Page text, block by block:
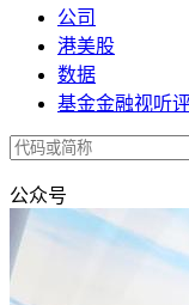
公司
港美股
数据
基金金融视听
公众号